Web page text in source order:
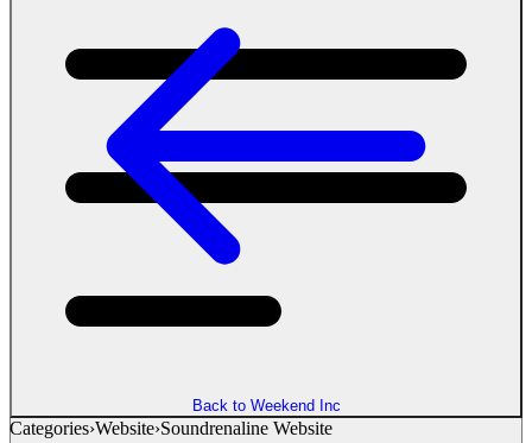
Back to Weekend Inc
Categories›Website›Soundrenaline Website